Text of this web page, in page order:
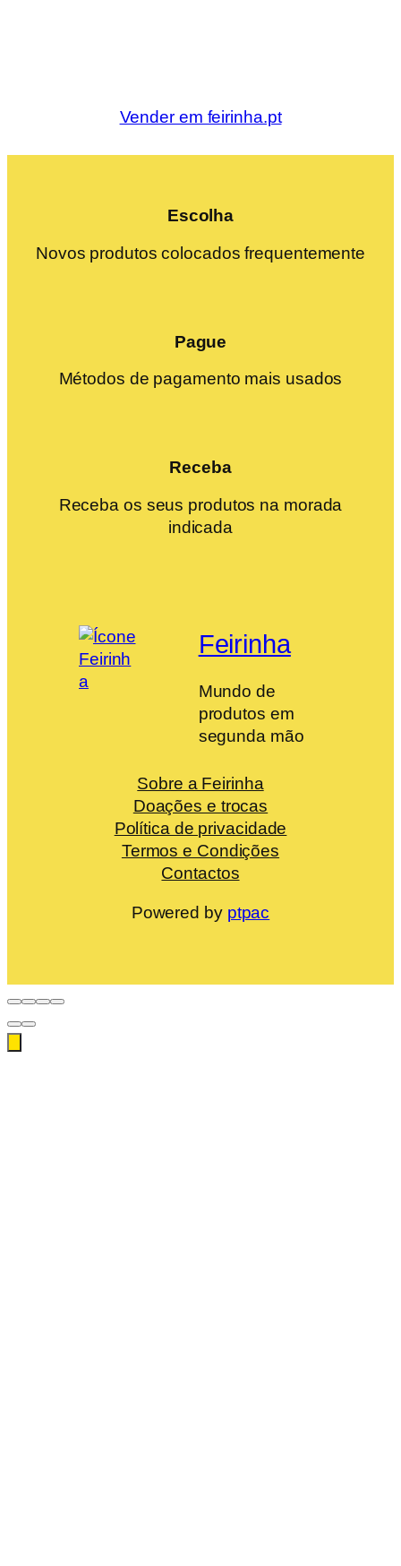
Vender em feirinha.pt
Escolha
Novos produtos colocados frequentemente
Pague
Métodos de pagamento mais usados
Receba
Receba os seus produtos na morada
indicada
Feirinha
Mundo de
produtos em
segunda mão
Sobre a Feirinha
Doações e trocas
Política de privacidade
Termos e Condições
Contactos
Powered by ptpac